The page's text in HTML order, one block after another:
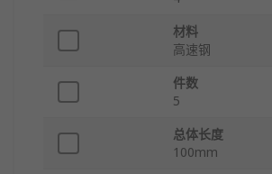
材料
高速钢
件数
5
总体长度
100mm